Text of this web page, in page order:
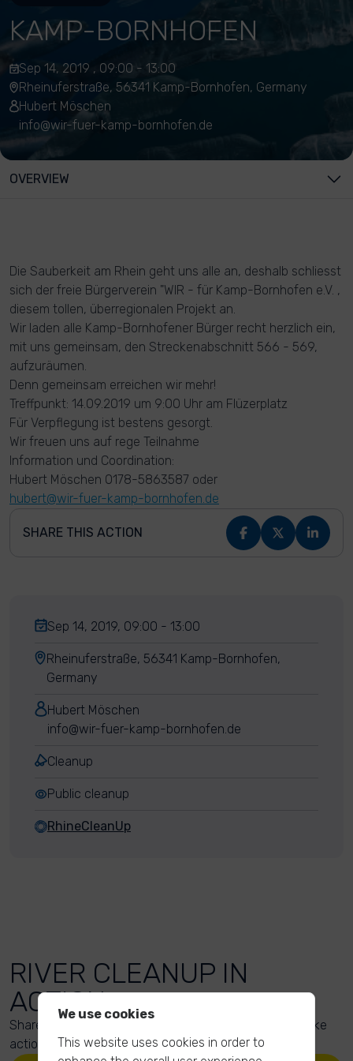
KAMP-BORNHOFEN
Sep 14, 2019 , 09:00 - 13:00
Rheinuferstraße, 56341 Kamp-Bornhofen, Germany
Hubert Möschen
info@wir-fuer-kamp-bornhofen.de
OVERVIEW
Die Sauberkeit am Rhein geht uns alle an, deshalb schliesst
sich der freie Bürgerverein "WIR - für Kamp-Bornhofen e.V. ,
diesem tollen, überregionalen Projekt an.
Wir laden alle Kamp-Bornhofener Bürger recht herzlich ein,
mit uns gemeinsam, den Streckenabschnitt 566 - 569,
aufzuräumen.
Denn gemeinsam erreichen wir mehr!
Treffpunkt: 14.09.2019 um 9:00 Uhr am Flüzerplatz
Für Verpflegung ist bestens gesorgt.
Wir freuen uns auf rege Teilnahme
Information und Coordination:
Hubert Möschen 0178-5863587 oder
hubert@wir-fuer-kamp-bornhofen.de
SHARE THIS ACTION
Sep 14, 2019, 09:00 - 13:00
Rheinuferstraße, 56341 Kamp-Bornhofen,
Germany
Hubert Möschen
info@wir-fuer-kamp-bornhofen.de
Cleanup
Public cleanup
RhineCleanUp
RIVER CLEANUP IN
ACTION
Share your action photos here and inspire others to take
action too!
We use cookies
This website uses cookies in order to